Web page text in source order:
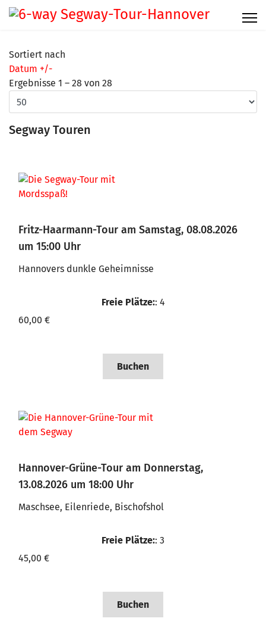
Sortiert nach
Datum +/-
Ergebnisse 1 – 28 von 28
Segway Touren
Fritz-Haarmann-Tour am Samstag, 08.08.2026
um 15:00 Uhr
Hannovers dunkle Geheimnisse
Freie Plätze:: 4
60,00 €
Buchen
Hannover-Grüne-Tour am Donnerstag,
13.08.2026 um 18:00 Uhr
Maschsee, Eilenriede, Bischofshol
Freie Plätze:: 3
45,00 €
Buchen